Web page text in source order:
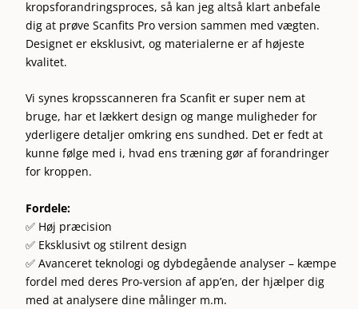
kropsforandringsproces, så kan jeg altså klart anbefale
dig at prøve Scanfits Pro version sammen med vægten.
Designet er eksklusivt, og materialerne er af højeste
kvalitet.
Vi synes kropsscanneren fra Scanfit er super nem at
bruge, har et lækkert design og mange muligheder for
yderligere detaljer omkring ens sundhed. Det er fedt at
kunne følge med i, hvad ens træning gør af forandringer
for kroppen.
Fordele:
✅ Høj præcision
✅ Eksklusivt og stilrent design
✅ Avanceret teknologi og dybdegående analyser – kæmpe
fordel med deres Pro-version af app’en, der hjælper dig
med at analysere dine målinger m.m.